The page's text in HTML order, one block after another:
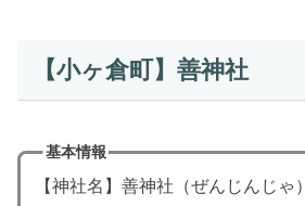
【小ヶ倉町】善神社
基本情報
【神社名】善神社（ぜんじんじゃ）